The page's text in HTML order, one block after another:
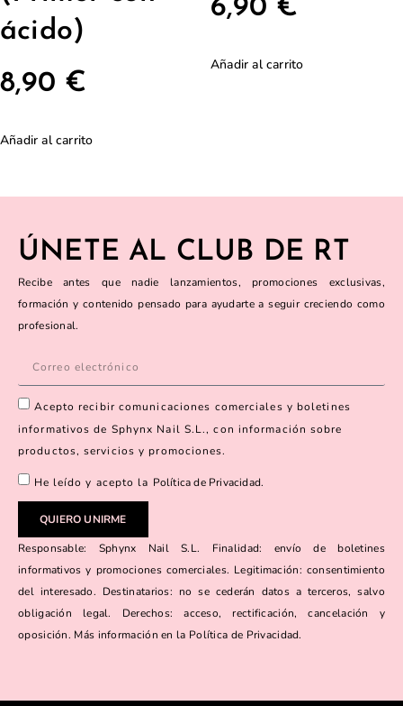
ácido)
8,90 €
Añadir al carrito
6,90 €
Añadir al carrito
ÚNETE AL CLUB DE RT
Recibe antes que nadie lanzamientos, promociones exclusivas,
formación y contenido pensado para ayudarte a seguir creciendo como
profesional.
Acepto recibir comunicaciones comerciales y boletines
informativos de Sphynx Nail S.L., con información sobre
productos, servicios y promociones.
He leído y acepto la Política de Privacidad.
QUIERO UNIRME
Responsable: Sphynx Nail S.L. Finalidad: envío de boletines
informativos y promociones comerciales. Legitimación: consentimiento
del interesado. Destinatarios: no se cederán datos a terceros, salvo
obligación legal. Derechos: acceso, rectificación, cancelación y
oposición. Más información en la Política de Privacidad.